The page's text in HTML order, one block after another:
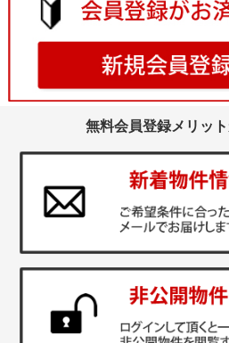
無料会員登録メリット